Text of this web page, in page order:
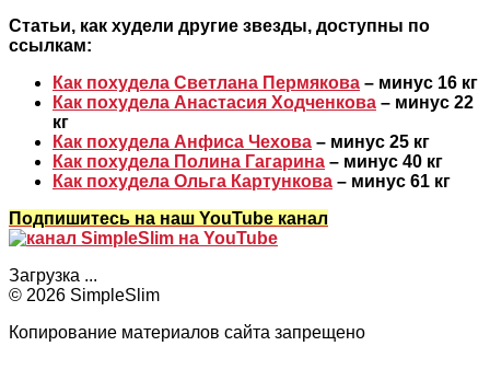
Статьи, как худели другие звезды, доступны по
ссылкам:
Как похудела Светлана Пермякова – минус 16 кг
Как похудела Анастасия Ходченкова – минус 22
кг
Как похудела Анфиса Чехова – минус 25 кг
Как похудела Полина Гагарина – минус 40 кг
Как похудела Ольга Картункова – минус 61 кг
Подпишитесь на наш YouTube канал
Загрузка ...
© 2026 SimpleSlim
Копирование материалов сайта запрещено